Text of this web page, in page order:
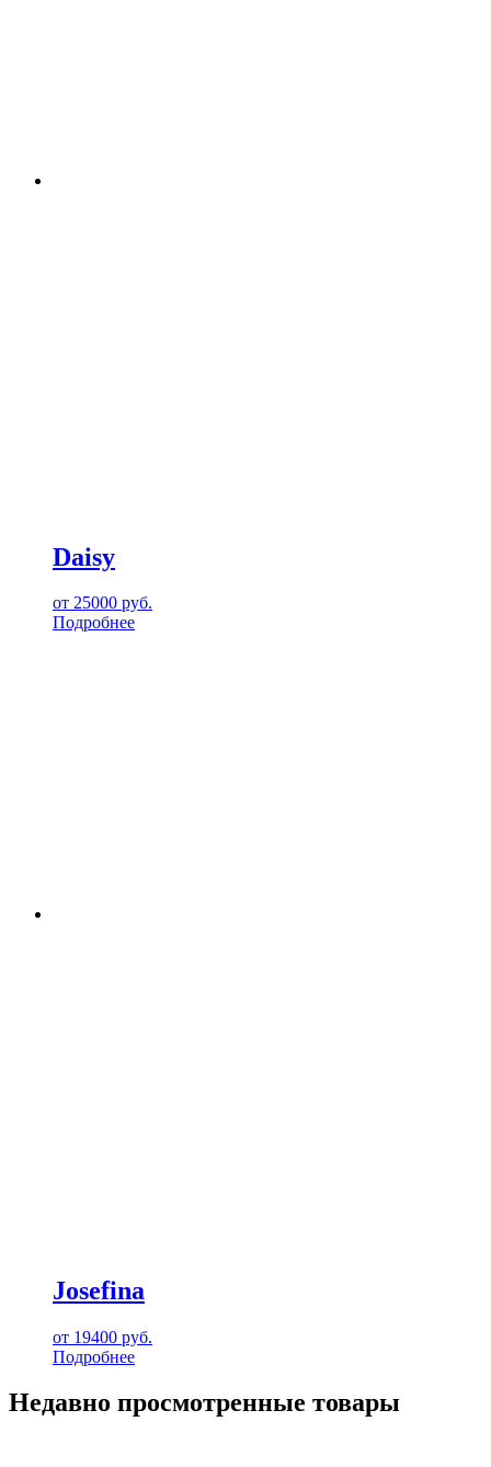
Daisy
от 25000 руб.
Подробнее
Josefina
от 19400 руб.
Подробнее
Недавно просмотренные товары